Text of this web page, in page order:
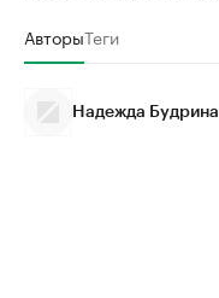
АвторыТеги
Надежда Будрина